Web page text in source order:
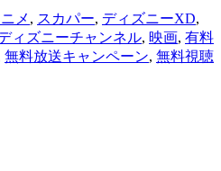
メ , スカパー, ディズニーXD,
ィズニーチャンネル, 映画, 有料
無料放送キャンペーン, 無料視聴